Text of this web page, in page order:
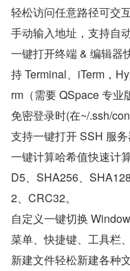
轻松访问任意路径可交
手动输入地址，支持自动
一键打开终端 & 编辑器
持 Terminal、iTerm，
rm（需要 QSpace 专
免密登录时(在~/.ssh/
支持一键打开 SSH 服务
一键计算哈希值快速计
D5、SHA256、
2、CRC32。
自定义一键切换
菜单、快捷键、工具栏
新建文件轻松新建各种